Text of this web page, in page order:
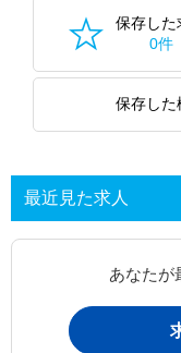
保存した
0件
保存した
最近見た求人
あなたが